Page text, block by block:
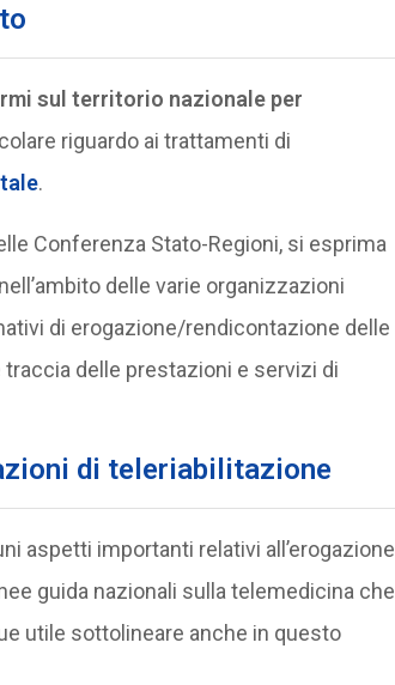
sul territorio nazionale per
riguardo ai trattamenti di
.
Conferenza Stato-Regioni, si esprima
delle varie organizzazioni
di erogazione/rendicontazione delle
delle prestazioni e servizi di
di teleriabilitazione
aspetti importanti relativi all’erogazione
guida nazionali sulla telemedicina che
utile sottolineare anche in questo